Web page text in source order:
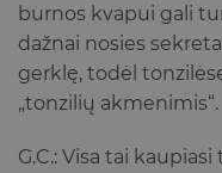
burnos kvapui gali
dažnai nosies
gerklę, todėl
„tonzilių akmenimis“.
G.C.: Visa tai